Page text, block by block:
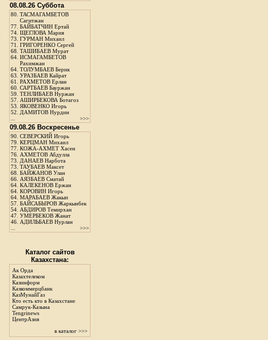
08.08.26 Суббота
80. ТАСМАГАМБЕТОВ
Сагитжан
77. БАЙБАТЧИН Ертай
74. ЩЕГЛОВА Мария
73. ГУРМАН Михаил
71. ГРИГОРЕНКО Сергей
68. ТАШИБАЕВ Мурат
64. ИСМАГАМБЕТОВ
Рахимжан
64. ТОЛУМБАЕВ Берик
63. УРАЗБАЕВ Кайрат
61. РАХМЕТОВ Ерлан
60. САРТБАЕВ Бауржан
59. ТЕНЛИБАЕВ Нуржан
57. АШИРБЕКОВА Ботагоз
53. ЯКОВЕНКО Игорь
52. ДАМИТОВ Нурдин
>>>
09.08.26 Воскресенье
90. СЕВЕРСКИЙ Игорь
79. КЕРЦМАН Михаил
77. КОЖА-АХМЕТ Хасен
76. АХМЕТОВ Абдулла
73. ДАНАЕВ Нарбота
73. ТАУБАЕВ Максет
68. БАЙЖАНОВ Улан
66. АЯЗБАЕВ Сматай
64. КАЛЕКЕНОВ Ержан
64. КОРОВИН Игорь
64. МАРАБАЕВ Жакып
57. БАЙСАБЫРОВ Жаркынбек
54. АБДИРОВ Темирхан
47. УМЕРБЕКОВ Жанат
46. АДИЛЬБАЕВ Нурлан
>>>
Каталог сайтов
Казахстана:
Ак Орда
Казахтелеком
Казинформ
Казкоммерцбанк
КазМунайГаз
Кто есть кто в Казахстане
Самрук-Казына
Tengrinews
ЦентрАзия
в каталог >>>